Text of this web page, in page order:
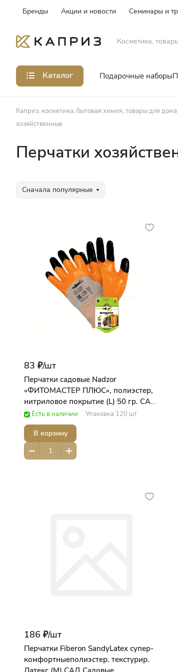
Бренды Акции и новости Семинары и
Косметика,
Каталог Подарочные наборы
Каприз, косметика, бытовая химия, товары для
хозяйственные
Перчатки
Сначала популярные
83 ₽/шт
Перчатки садовые Nadzor
«ФИТОМАСТЕР ПЛЮС», полиэстер,
нитриловое покрытие (L) 50 гр. САД
Садовые принадлежности
Есть в наличии Упаковка 120 шт
В корзину
186 ₽/шт
Перчатки Fiberon SandyLatex супер-
комфортныеполиэстер. текстурир.